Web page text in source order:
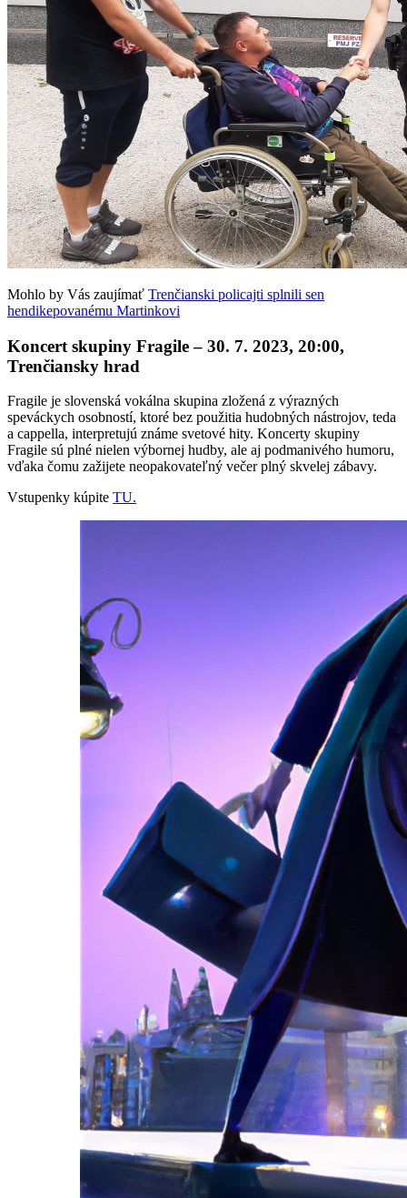
Mohlo by Vás zaujímať Trenčianski policajti splnili sen
hendikepovanému Martinkovi
Koncert skupiny Fragile – 30. 7. 2023, 20:00,
Trenčiansky hrad
Fragile je slovenská vokálna skupina zložená z výrazných
speváckych osobností, ktoré bez použitia hudobných nástrojov, teda
a cappella, interpretujú známe svetové hity. Koncerty skupiny
Fragile sú plné nielen výbornej hudby, ale aj podmanivého humoru,
vďaka čomu zažijete neopakovateľný večer plný skvelej zábavy.
Vstupenky kúpite TU.